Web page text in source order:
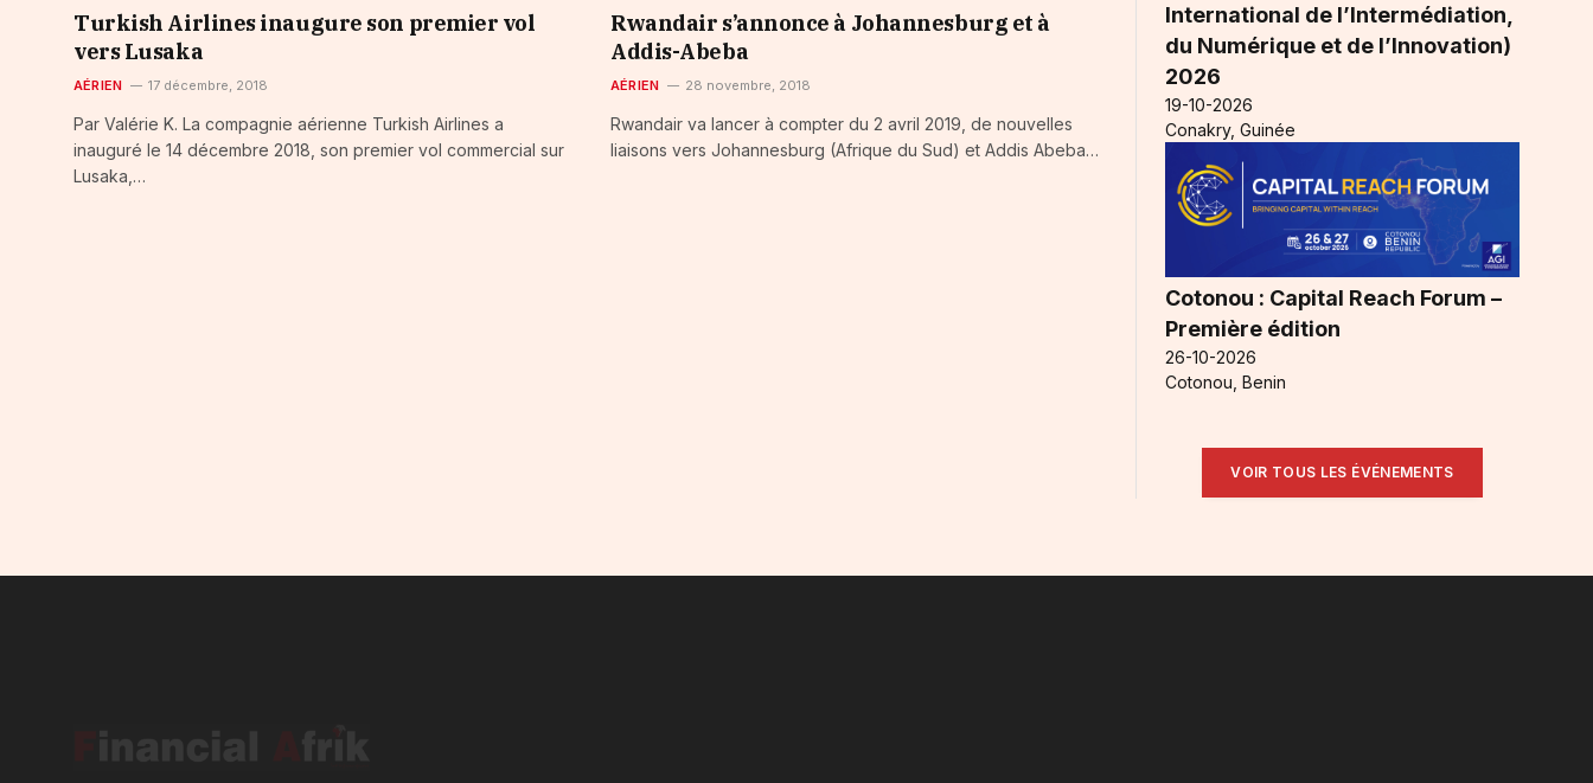
Turkish Airlines inaugure son premier vol
vers Lusaka
AÉRIEN 17 décembre, 2018
Par Valérie K. La compagnie aérienne Turkish Airlines a
inauguré le 14 décembre 2018, son premier vol commercial sur
Lusaka,…
Rwandair s’annonce à Johannesburg et à
Addis-Abeba
AÉRIEN 28 novembre, 2018
Rwandair va lancer à compter du 2 avril 2019, de nouvelles
liaisons vers Johannesburg (Afrique du Sud) et Addis Abeba…
International de l’Intermédiation,
du Numérique et de l’Innovation)
2026
19-10-2026
Conakry, Guinée
Cotonou : Capital Reach Forum –
Première édition
26-10-2026
Cotonou, Benin
VOIR TOUS LES ÉVÉNEMENTS